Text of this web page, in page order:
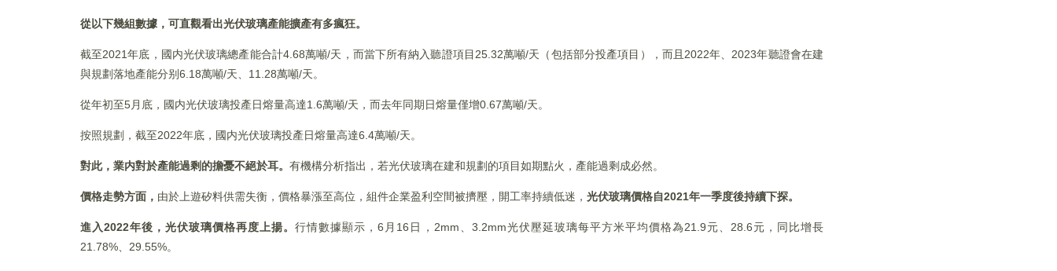
從以下幾組數據，可直觀看出光伏玻璃產能擴產有多瘋狂。
截至2021年底，國内光伏玻璃總產能合計4.68萬噸/天，而當下所有納入聽證項目25.32萬噸/天（包括部分投產項目），而且2022年、2023年聽證會在建
與規劃落地產能分别6.18萬噸/天、11.28萬噸/天。
從年初至5月底，國内光伏玻璃投產日熔量高達1.6萬噸/天，而去年同期日熔量僅增0.67萬噸/天。
按照規劃，截至2022年底，國内光伏玻璃投產日熔量高達6.4萬噸/天。
對此，業内對於產能過剩的擔憂不絕於耳。 有機構分析指出，若光伏玻璃在建和規劃的項目如期點火，產能過剩成必然。
價格走勢方面， 由於上遊矽料供需失衡，價格暴漲至高位，組件企業盈利空間被擠壓，開工率持續低迷， 光伏玻璃價格自2021年一季度後持續下探。
進入2022年後，光伏玻璃價格再度上揚。行情數據顯示，6月16日，2mm、3.2mm光伏壓延玻璃每平方米平均價格為21.9元、28.6元，同比增長
21.78%、29.55%。